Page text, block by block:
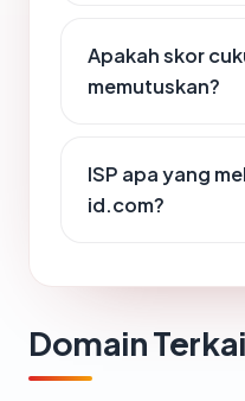
Apakah skor
memutuskan?
ISP apa yang
id.com?
Domain